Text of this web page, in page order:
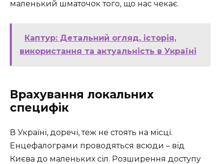
маленький шматочок того, що нас чекає.
Каптур: Детальний огляд, історія,
використання та актуальність в Україні
Врахування локальних
специфік
В Україні, доречі, теж не стоять на місці.
Енцефалограми проводяться всюди – від
Києва до маленьких сіл. Розширення доступу